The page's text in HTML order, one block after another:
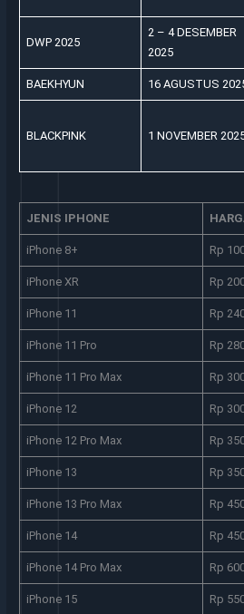
DWP 2025
2 – 4 DESEMBER
2025
BAEKHYUN 16 AGUSTUS
BLACKPINK 1 NOVEMBER
JENIS IPHONE
iPhone 8+ Rp
iPhone XR Rp
iPhone 11 Rp
iPhone 11 Pro Rp
iPhone 11 Pro Max Rp
iPhone 12 Rp
iPhone 12 Pro Max Rp
iPhone 13 Rp
iPhone 13 Pro Max Rp
iPhone 14 Rp
iPhone 14 Pro Max Rp
iPhone 15 Rp